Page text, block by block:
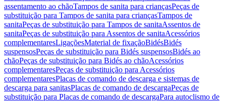
assentamento ao chãoTampos de sanita para criançasPeças de
substituição para Tampos de sanita para criançasTampos de
sanitaPeças de substituição para Tampos de sanitaAssentos de
sanitaPeças de substituição para Assentos de sanitaAcessórios
complementaresLigaçõesMaterial de fixaçãoBidésBidés
suspensosPeças de substituição para Bidés suspensosBidés ao
chãoPeças de substituição para Bidés ao chãoAcessórios
complementaresPeças de substituição para Acessórios
complementaresPlacas de comando de descarga e sistemas de
descarga para sanitasPlacas de comando de descargaPeças de
substituição para Placas de comando de descargaPara autoclismo de